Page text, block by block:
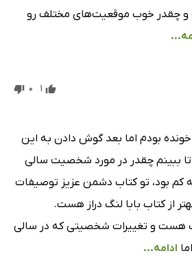
خوب موقعیت‌های مختلف رو
1
0
خونده بودم اما بعد گوش دادن به این
ببینم چقدر در مورد شخصیت سالی
کم بود، تو کتاب دشمن عزیز توصیفات
از کتاب بابا لنگ دراز هست.
هست و تغییرات شخصیتی که در سالی
ادامه...